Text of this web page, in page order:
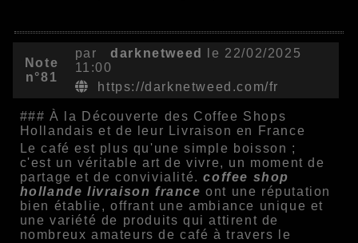
Note
n°81
par darknetweed
le 22/02/2025
11:00
https://darknetweed.com/fr
### À la Découverte des Coffee Shops
Hollandais et de leur Livraison en France
Le café est plus qu'une simple boisson ;
c'est un véritable art de vivre, un moment de
partage et de convivialité.coffee shop
hollande livraison france ont une réputation
bien établie, offrant une ambiance unique et
une variété de produits qui attirent de
nombreux amateurs de café à travers le